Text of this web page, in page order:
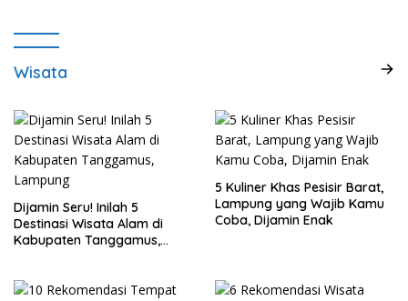
Wisata
Dijamin Seru! Inilah 5
Destinasi Wisata Alam di
Kabupaten Tanggamus,
5 Kuliner Khas Pesisir Barat,
Lampung yang Wajib Kamu
Coba, Dijamin Enak